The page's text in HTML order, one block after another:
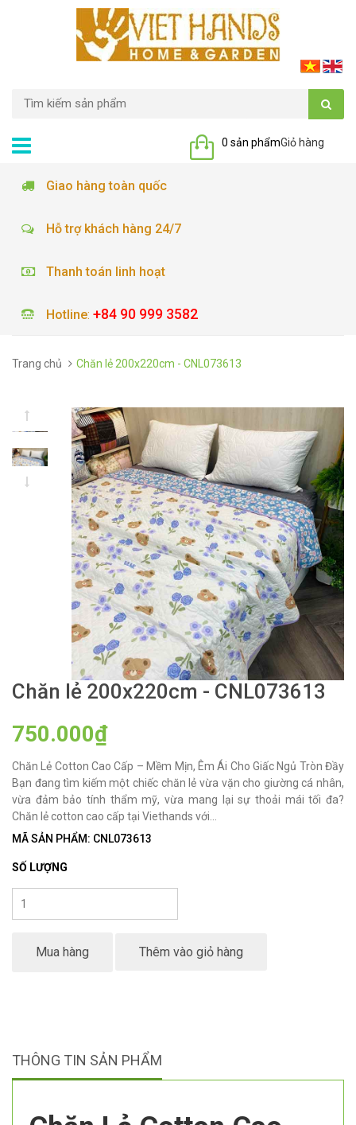
Giỏ hàng
0 sản phẩm
Giao hàng toàn quốc
Hỗ trợ khách hàng 24/7
Thanh toán linh hoạt
Hotline: +84 90 999 3582
Trang chủ Chăn lẻ 200x220cm - CNL073613
Chăn lẻ 200x220cm - CNL073613
750.000₫
Chăn Lẻ Cotton Cao Cấp – Mềm Mịn, Êm Ái Cho Giấc Ngủ Tròn Đầy
Bạn đang tìm kiếm một chiếc chăn lẻ vừa vặn cho giường cá nhân,
vừa đảm bảo tính thẩm mỹ, vừa mang lại sự thoải mái tối đa?
Chăn lẻ cotton cao cấp tại Viethands với...
MÃ SẢN PHẨM: CNL073613
SỐ LƯỢNG
Mua hàng Thêm vào giỏ hàng
THÔNG TIN SẢN PHẨM